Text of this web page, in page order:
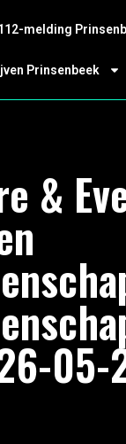
melding
Prinsenbeek
&